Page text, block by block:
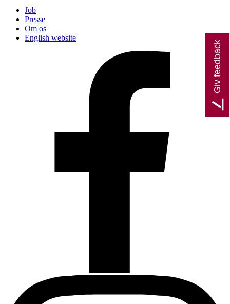
Job
Presse
Om os
English website
Giv feedback